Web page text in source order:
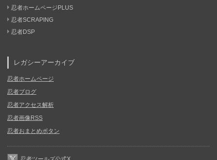
忍者ホームページPLUS
忍者SCRAPING
忍者DSP
レガシーアーカイブ
忍者ホームページ
忍者ブログ
忍者アクセス解析
忍者画像RSS
忍者おまとめボタン